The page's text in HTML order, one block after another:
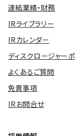
連結業績・財務
IRライブラリー
IRカレンダー
ディスクロージャー
よくあるご質問
免責事項
IRお問合せ